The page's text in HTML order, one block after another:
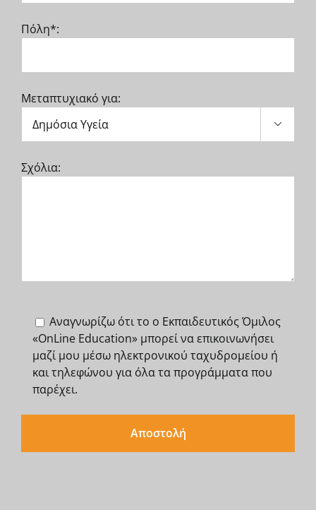
Πόλη*:
Μεταπτυχιακό για:

Σχόλια:
Αναγνωρίζω ότι το o Εκπαιδευτικός Όμιλος
«OnLine Education» μπορεί να επικοινωνήσει
μαζί μου μέσω ηλεκτρονικού ταχυδρομείου ή
και τηλεφώνου για όλα τα προγράμματα που
παρέχει.